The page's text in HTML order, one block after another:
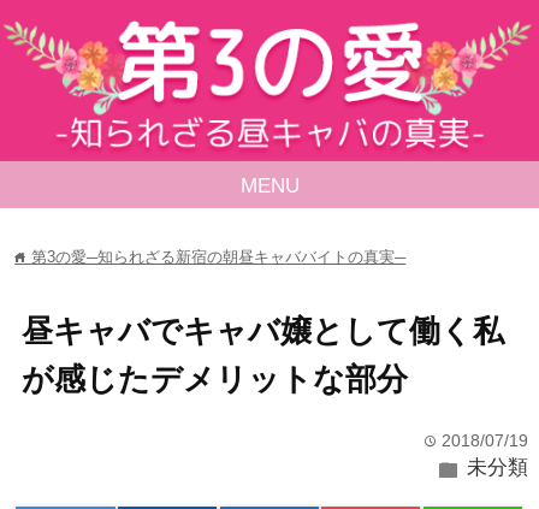
MENU
home第3の愛─知られざる新宿の朝昼キャババイトの真実─
昼キャバでキャバ嬢として働く私
が感じたデメリットな部分
time 2018/07/19
folder 未分類